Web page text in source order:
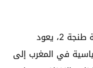
من خلف أسوار المؤسسة السجنية طنجة 2، يعود
في المغرب إلى